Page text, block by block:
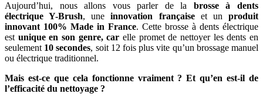
Aujourd’hui, nous allons vous parler de la brosse à dents
électrique Y-Brush, uneinnovation françaiseet unproduit
innovant 100% Made in France. Cette brosse à dents électrique
est unique en son genre, car elle promet de nettoyer les dents en
seulement 10 secondes, soit 12 fois plus vite qu’un brossage manuel
ou électrique traditionnel.
Mais est-ce que cela fonctionne vraiment ? Et qu’en est-il de
l’efficacité du nettoyage ?